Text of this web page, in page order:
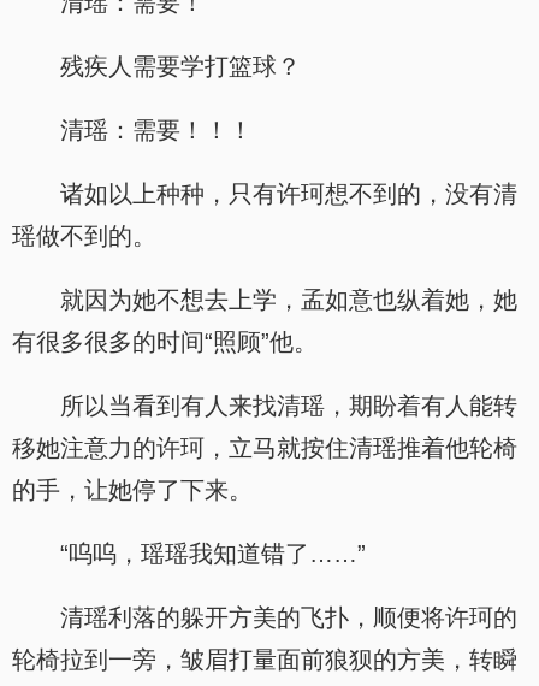
残疾人需要学打篮球？
清瑶：需要！！！
诸如以上种种，只有许珂想不到的，没有清
瑶做不到的。
就因为她不想去上学，孟如意也纵着她，她
有很多很多的时间“照顾”他。
所以当看到有人来找清瑶，期盼着有人能转
移她注意力的许珂，立马就按住清瑶推着他轮椅
的手，让她停了下来。
“呜呜，瑶瑶我知道错了……”
清瑶利落的躲开方美的飞扑，顺便将许珂的
轮椅拉到一旁，皱眉打量面前狼狈的方美，转瞬